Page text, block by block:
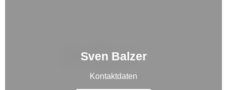
Sven Balzer
Kontaktdaten